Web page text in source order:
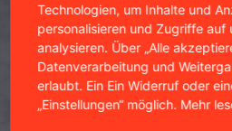
Technologien, um Inhalte und
personalisieren und Zugriffe auf
analysieren. Über „Alle
Datenverarbeitung und
erlaubt. Ein Ein Widerruf oder
„Einstellungen“ möglich. Mehr